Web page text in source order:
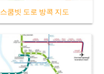
스쿰빗 도로 방콕 지도